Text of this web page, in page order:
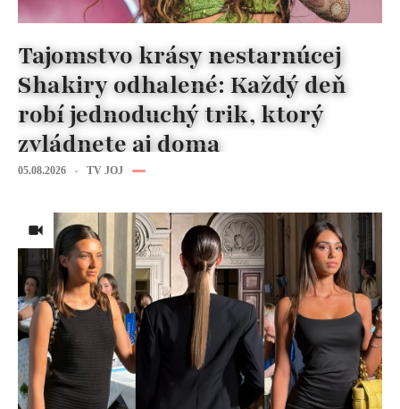
Tajomstvo krásy nestarnúcej
Shakiry odhalené: Každý deň
robí jednoduchý trik, ktorý
zvládnete aj doma
05.08.2026 TV JOJ